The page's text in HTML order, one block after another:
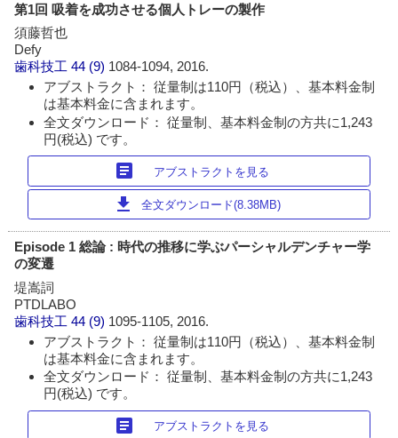
第1回 吸着を成功させる個人トレーの製作
須藤哲也
Defy
歯科技工 44 (9) 1084-1094, 2016.
アブストラクト： 従量制は110円（税込）、基本料金制
は基本料金に含まれます。
全文ダウンロード： 従量制、基本料金制の方共に1,243
円(税込) です。
article アブストラクトを見る
download 全文ダウンロード(8.38MB)
Episode 1 総論 : 時代の推移に学ぶパーシャルデンチャー学
の変遷
堤嵩詞
PTDLABO
歯科技工 44 (9) 1095-1105, 2016.
アブストラクト： 従量制は110円（税込）、基本料金制
は基本料金に含まれます。
全文ダウンロード： 従量制、基本料金制の方共に1,243
円(税込) です。
article アブストラクトを見る